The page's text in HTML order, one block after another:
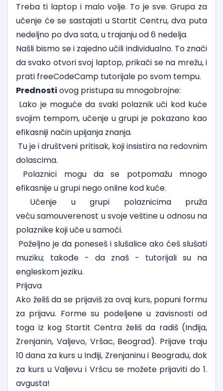
Treba ti laptop i malo volje. To je sve. Grupa za
učenje će se sastajati u Startit Centru, dva puta
nedeljno po dva sata, u trajanju od 6 nedelja.
Našli bismo se i zajedno učili individualno. To znači
da svako otvori svoj laptop, prikači se na mrežu, i
prati freeCodeCamp tutorijale po svom tempu.
Prednosti ovog pristupa su mnogobrojne:
Lako je moguće da svaki polaznik uči kod kuće
svojim tempom, učenje u grupi je pokazano kao
efikasniji način upijanja znanja.
Tu je i društveni pritisak, koji insistira na redovnim
dolascima.
Polaznici mogu da se potpomažu mnogo
efikasnije u grupi nego online kod kuće.
Učenje u grupi polaznicima pruža
većusamouverenost u svoje veštineu odnosu na
polaznike koji uče u samoći.
Poželjno je da poneseš i slušalice ako ćeš slušati
muziku; takođe - da znaš - tutorijali su na
engleskom jeziku.
Prijava
Ako želiš da se prijaviš za ovaj kurs, popuni formu
za prijavu. Forme su podeljene u zavisnosti od
toga iz kog Startit Centra želiš da radiš (Inđija,
Zrenjanin, Valjevo, Vršac, Beograd). Prijave traju
10 dana za kurs u Inđiji, Zrenjaninu i Beogradu, dok
za kurs u Valjevu i Vršcu se možete prijaviti do 1.
avgusta!